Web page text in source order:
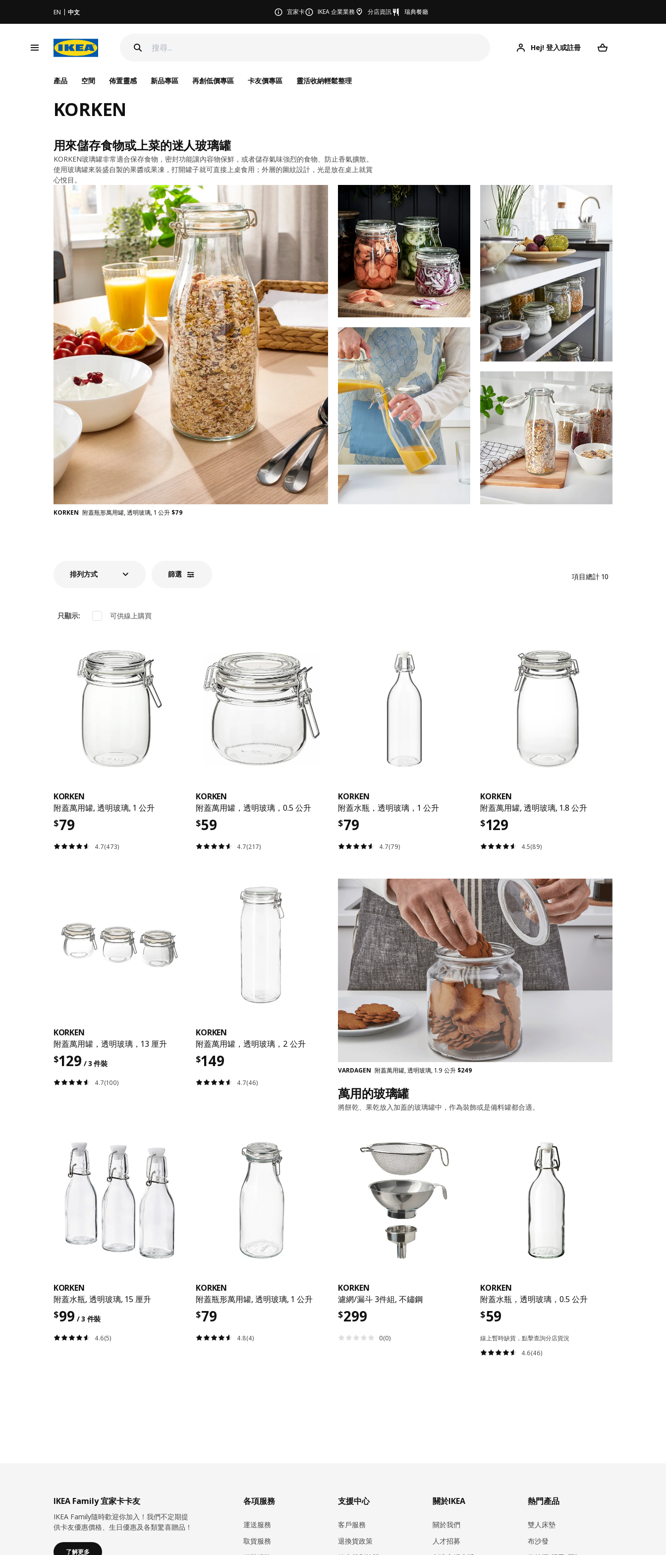
EN 中文 宜家卡 IKEA 企業業務 分店資訊 瑞典餐廳
Hej! 登入或註冊
產品 空間 佈置靈感 新品專區 再創低價專區 卡友價專區 靈活收納輕鬆整理
KORKEN
用來儲存食物或上菜的迷人玻璃罐
KORKEN玻璃罐非常適合保存食物，密封功能讓內容物保鮮，或者儲存氣味強烈的食物、防止香氣擴散。
使用玻璃罐來裝盛自製的果醬或果凍，打開罐子就可直接上桌食用；外層的圖紋設計，光是放在桌上就賞
心悅目。
KORKEN 附蓋瓶形萬用罐, 透明玻璃, 1 公升 $79
項目總計10
排列方式 篩選​
只顯示: 可供線上購買
KORKEN
附蓋萬用罐, 透明玻璃, 1 公升
$79
4.7(473)
KORKEN
附蓋萬用罐，透明玻璃，0.5 公升
$59
4.7(217)
KORKEN
附蓋水瓶，透明玻璃，1 公升
$79
4.7(79)
KORKEN
附蓋萬用罐, 透明玻璃, 1.8 公升
$129
4.5(89)
KORKEN
附蓋萬用罐，透明玻璃，13 厘升
$129 / 3 件裝
4.7(100)
KORKEN
附蓋萬用罐，透明玻璃，2 公升
$149
4.7(46)
VARDAGEN 附蓋萬用罐, 透明玻璃, 1.9 公升 $249
萬用的玻璃罐
將餅乾、果乾放入加蓋的玻璃罐中，作為裝飾或是備料罐都合適。
KORKEN
附蓋水瓶, 透明玻璃, 15 厘升
$99 / 3 件裝
4.6(5)
KORKEN
附蓋瓶形萬用罐, 透明玻璃, 1 公升
$79
4.8(4)
KORKEN
濾網/漏斗 3件組, 不鏽鋼
$299
0(0)
KORKEN
附蓋水瓶，透明玻璃，0.5 公升
$59
線上暫時缺貨，點擊查詢分店貨況
4.6(46)
IKEA Family 宜家卡卡友
IKEA Family隨時歡迎你加入！我們不定期提
供卡友優惠價格、生日優惠及各類驚喜贈品！
了解更多
各項服務
運送服務
取貨服務
支援中心
客戶服務
退換貨政策
關於IKEA
關於我們
人才招募
熱門產品
雙人床墊
布沙發